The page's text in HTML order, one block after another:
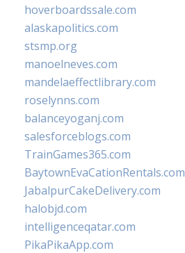
hoverboardssale.com
alaskapolitics.com
stsmp.org
manoelneves.com
mandelaeffectlibrary.com
roselynns.com
balanceyoganj.com
salesforceblogs.com
TrainGames365.com
BaytownEvaCationRentals.com
JabalpurCakeDelivery.com
halobjd.com
intelligenceqatar.com
PikaPikaApp.com